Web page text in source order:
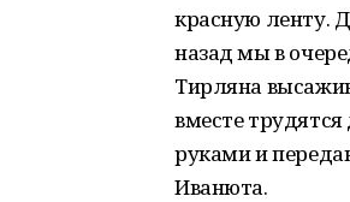
красную ленту.
назад мы в
Тирляна
вместе
руками и
Иванюта.